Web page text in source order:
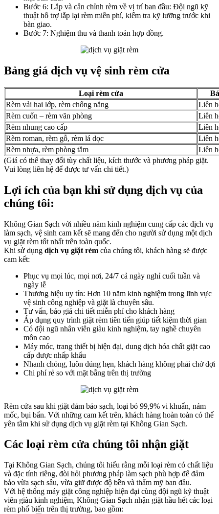
Bước 6: Lắp và cân chỉnh rèm về vị trí ban đầu: Đội ngũ kỹ
thuật hỗ trợ lắp lại rèm miễn phí, kiểm tra kỹ lưỡng trước khi
bàn giao.
Bước 7: Nghiệm thu và thanh toán hợp đồng.
Bảng giá dịch vụ vệ sinh rèm cửa
Loại rèm cửa
Rèm vải hai lớp, rèm chống nắng
Liên
Rèm cuốn – rèm văn phòng
Liên
Rèm nhung cao cấp
Liên
Rèm roman, rèm gỗ, rèm lá dọc
Liên
Rèm nhựa, rèm phòng tắm
Liên
(Giá có thể thay đổi tùy chất liệu, kích thước và phương pháp giặt.
Vui lòng liên hệ để được tư vấn chi tiết.)
Lợi ích của bạn khi sử dụng dịch vụ của
chúng tôi:
Không Gian Sạch với nhiều năm kinh nghiệm cung cấp các dịch vụ
làm sạch, vệ sinh cam kết sẽ mang đến cho người sử dụng một dịch
vụ giặt rèm tốt nhất trên toàn quốc.
Khi sử dụng dịch vụ giặt rèm của chúng tôi, khách hàng sẽ được
cam kết:
Phục vụ mọi lúc, mọi nơi, 24/7 cả ngày nghỉ cuối tuần và
ngày lễ
Thương hiệu uy tín: Hơn 10 năm kinh nghiệm trong lĩnh vực
vệ sinh công nghiệp và giặt là chuyên sâu.
Tư vấn, báo giá chi tiết miễn phí cho khách hàng
Áp dụng quy trình giặt rèm tiên tiến giúp tiết kiệm thời gian
Có đội ngũ nhân viên giàu kinh nghiệm, tay nghề chuyên
môn cao
Máy móc, trang thiết bị hiện đại, dung dịch hóa chất giặt cao
cấp được nhấp khẩu
Nhanh chóng, luôn đúng hẹn, khách hàng không phải chờ đợi
Chi phí rẻ so với mặt bằng trên thị trường
Rèm cửa sau khi giặt đảm bảo sạch, loại bỏ 99,9% vi khuẩn, nám
mốc, bụi bẩn. Với những cam kết trên, khách hàng hoàn toàn có thể
yên tâm khi sử dụng dịch vụ giặt rèm tại Không Gian Sạch.
Các loại rèm cửa chúng tôi nhận giặt
Tại Không Gian Sạch, chúng tôi hiểu rằng mỗi loại rèm có chất liệu
và đặc tính riêng, đòi hỏi phương pháp làm sạch phù hợp để đảm
bảo vừa sạch sâu, vừa giữ được độ bền và thẩm mỹ ban đầu.
Với hệ thống máy giặt công nghiệp hiện đại cùng đội ngũ kỹ thuật
viên giàu kinh nghiệm, Không Gian Sạch nhận giặt hầu hết các loại
rèm phổ biến trên thị trường, bao gồm: